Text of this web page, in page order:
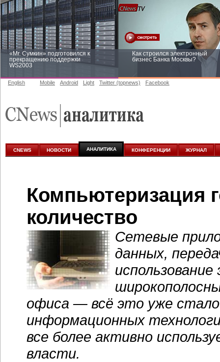
«Mr. Сумкин» подготовился к
прекращению поддержки
WS2003
Как строился электронный
бизнес Банка Москвы?
аналитике
English Mobile Android Light Twitter (topnews) Facebook
CNEWS НОВОСТИ АНАЛИТИКА КОНФЕРЕНЦИИ ЖУРНАЛ
Компьютеризация
количество
Сетевые
данных,
использование
офиса — всё это уже
информационных
все более активно
власти.